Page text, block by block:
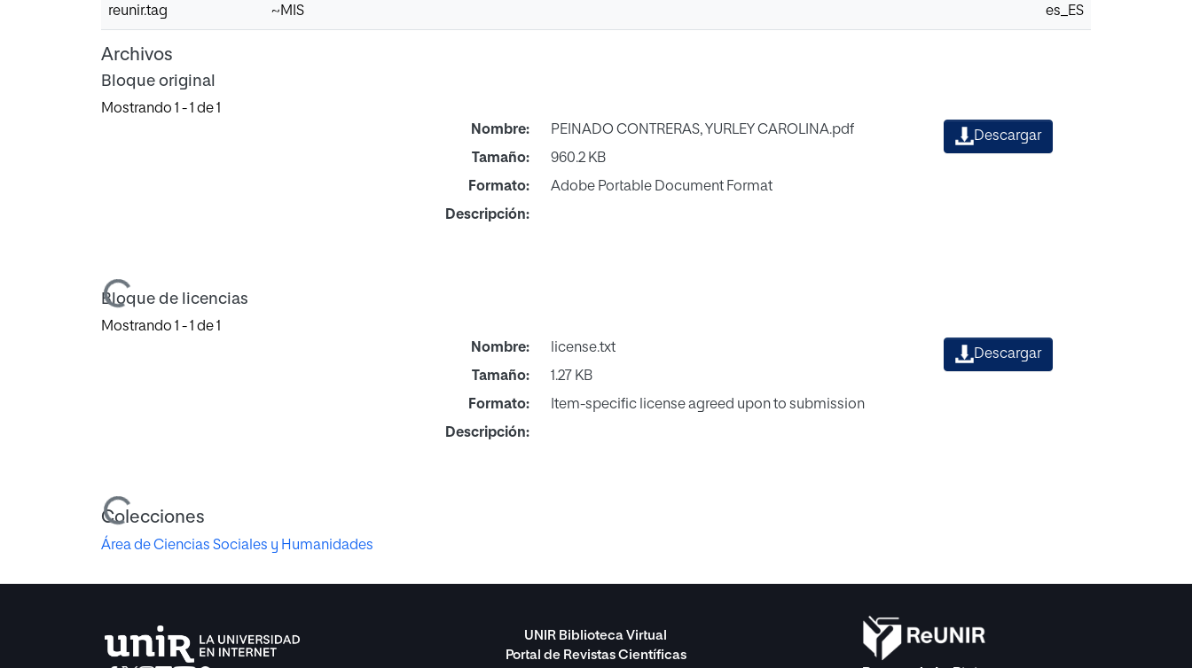
reunir.tag ~MIS es_ES
Archivos
Bloque original
Mostrando 1 - 1 de 1
Cargando...
Nombre:
PEINADO CONTRERAS, YURLEY CAROLINA.pdf
Tamaño:
960.2 KB
Formato:
Adobe Portable Document Format
Descripción:
Descargar
Bloque de licencias
Mostrando 1 - 1 de 1
Cargando...
Nombre:
license.txt
Tamaño:
1.27 KB
Formato:
Item-specific license agreed upon to submission
Descripción:
Descargar
Colecciones
Área de Ciencias Sociales y Humanidades
UNIR Biblioteca Virtual
Portal de Revistas Científicas